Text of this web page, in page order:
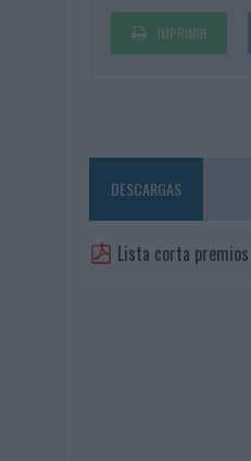
MONEDA”
07/08/2026 | ‘ALEXIA
IMPRIMIR
DESCARGAS
Lista corta